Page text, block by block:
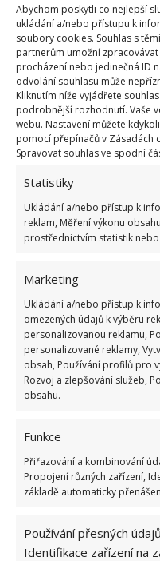
Abychom poskytli co nejlepší
ukládání a/nebo přístupu k
soubory cookies. Souhlas s
partnerům umožní
procházení nebo jedinečná ID
odvolání souhlasu může
Kliknutím níže vyjádřete
podrobnější rozhodnutí. Vaše
webu. Nastavení můžete
pomocí přepínačů v Zásadách
Spravovat souhlas ve spodní
Statistiky
Ukládání a/nebo přístup k
reklam, Měření výkonu
prostřednictvím statistik
Marketing
Ukládání a/nebo přístup k
omezených údajů k výběru
personalizovanou reklamu,
personalizované reklamy,
obsah, Používání profilů pro
Rozvoj a zlepšování služeb,
obsahu.
Funkce
Přiřazování a kombinování
Propojení různých zařízení,
základě automaticky
Používání přesných
Identifikace zařízení na
Krásné
Obytný prostor, který
stávající stodoly, ale
dynamický design
základy a vnější stěny
je vložena nová
vytvoření dalšího
prostoru.